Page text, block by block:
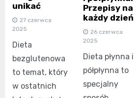
unikać
27 czerwca
2025
Dieta
bezglutenowa
to temat, który
w ostatnich
Przepisy na
każdy dzień
26 czerwca
2025
Dieta płynna i
półpłynna to
specjalny